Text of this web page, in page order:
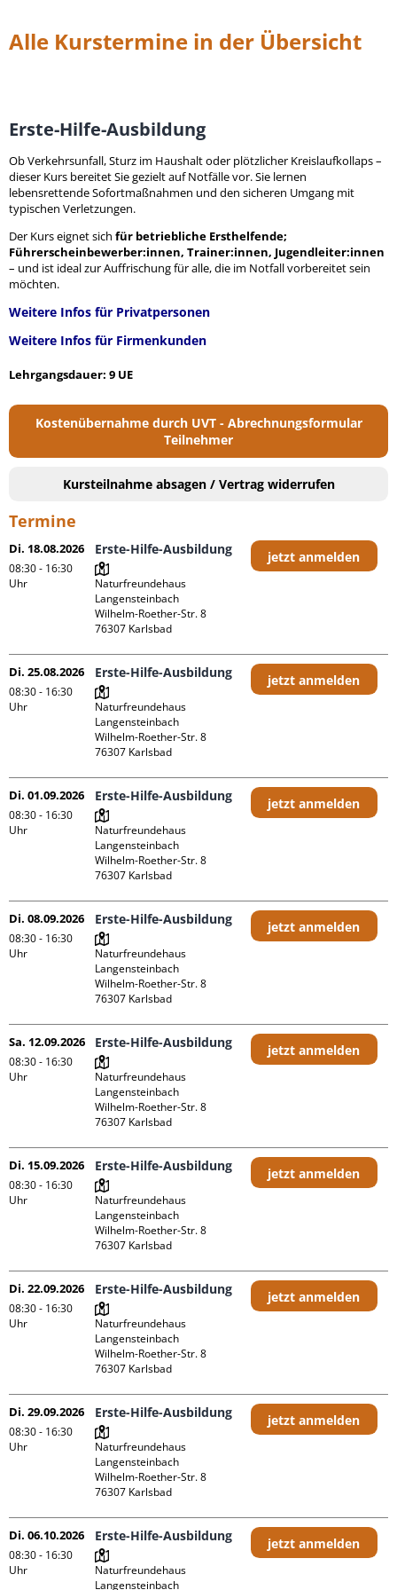
Alle Kurstermine in der Übersicht
Erste-Hilfe-Ausbildung
Ob Verkehrsunfall, Sturz im Haushalt oder plötzlicher Kreislaufkollaps –
dieser Kurs bereitet Sie gezielt auf Notfälle vor. Sie lernen
lebensrettende Sofortmaßnahmen und den sicheren Umgang mit
typischen Verletzungen.
Der Kurs eignet sich für betriebliche Ersthelfende;
Führerscheinbewerber:innen, Trainer:innen, Jugendleiter:innen
– und ist ideal zur Auffrischung für alle, die im Notfall vorbereitet sein
möchten.
Weitere Infos für Privatpersonen
Weitere Infos für Firmenkunden
Lehrgangsdauer: 9 UE
Kostenübernahme durch UVT - Abrechnungsformular
Teilnehmer
Kursteilnahme absagen / Vertrag widerrufen
Termine
Di. 18.08.2026
08:30 - 16:30
Uhr
Erste-Hilfe-Ausbildung
Naturfreundehaus
Langensteinbach
Wilhelm-Roether-Str. 8
jetzt anmelden
Di. 25.08.2026
08:30 - 16:30
Uhr
Erste-Hilfe-Ausbildung
Naturfreundehaus
Langensteinbach
Wilhelm-Roether-Str. 8
jetzt anmelden
Di. 01.09.2026
08:30 - 16:30
Uhr
Erste-Hilfe-Ausbildung
Naturfreundehaus
Langensteinbach
Wilhelm-Roether-Str. 8
jetzt anmelden
Di. 08.09.2026
08:30 - 16:30
Uhr
Erste-Hilfe-Ausbildung
Naturfreundehaus
Langensteinbach
Wilhelm-Roether-Str. 8
jetzt anmelden
Sa. 12.09.2026
08:30 - 16:30
Uhr
Erste-Hilfe-Ausbildung
Naturfreundehaus
Langensteinbach
Wilhelm-Roether-Str. 8
jetzt anmelden
Di. 15.09.2026
08:30 - 16:30
Uhr
Erste-Hilfe-Ausbildung
Naturfreundehaus
Langensteinbach
Wilhelm-Roether-Str. 8
jetzt anmelden
Di. 22.09.2026
08:30 - 16:30
Uhr
Erste-Hilfe-Ausbildung
Naturfreundehaus
Langensteinbach
Wilhelm-Roether-Str. 8
jetzt anmelden
Di. 29.09.2026
08:30 - 16:30
Uhr
Erste-Hilfe-Ausbildung
Naturfreundehaus
Langensteinbach
Wilhelm-Roether-Str. 8
jetzt anmelden
Di. 06.10.2026
08:30 - 16:30
Uhr
Erste-Hilfe-Ausbildung
Naturfreundehaus
Langensteinbach
jetzt anmelden